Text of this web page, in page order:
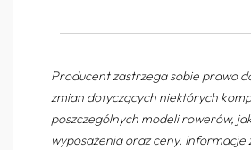
Producent zastrzega sobie prawo
zmian dotyczących niektórych
poszczególnych modeli rowerów,
wyposażenia oraz ceny. Informacje